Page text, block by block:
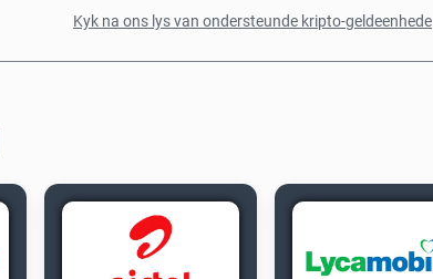
Kyk na ons lys van ondersteunde kripto-geldeenhede